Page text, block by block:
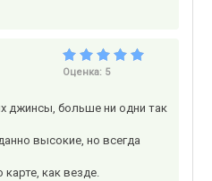
Оценка: 5
джинсы, больше ни одни так
высокие, но всегда
как везде.